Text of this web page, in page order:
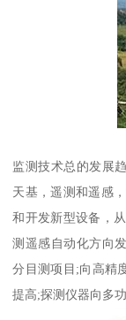
监测技术总的发展
天基，遥测和遥感
和开发新型设备，
测遥感自动化方向
分目测项目;向高精
提高;探测仪器向多